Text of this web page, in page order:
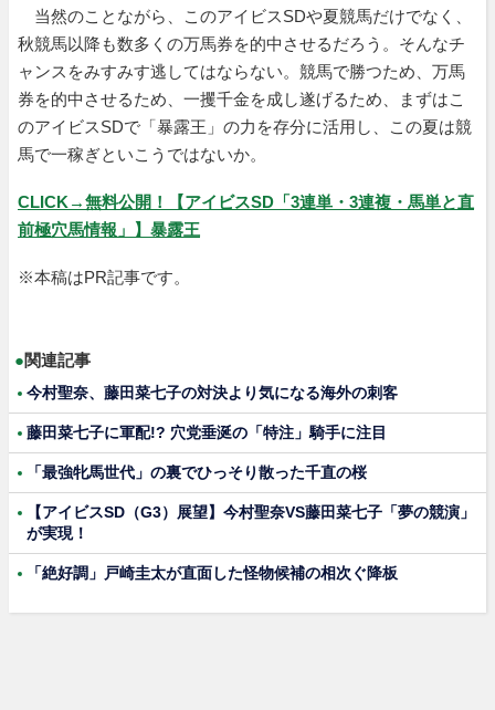
当然のことながら、このアイビスSDや夏競馬だけでなく、
秋競馬以降も数多くの万馬券を的中させるだろう。そんなチ
ャンスをみすみす逃してはならない。競馬で勝つため、万馬
券を的中させるため、一攫千金を成し遂げるため、まずはこ
のアイビスSDで「暴露王」の力を存分に活用し、この夏は競
馬で一稼ぎといこうではないか。
CLICK→無料公開！【アイビスSD「3連単・3連複・馬単と直
前極穴馬情報」】暴露王
※本稿はPR記事です。
●関連記事
今村聖奈、藤田菜七子の対決より気になる海外の刺客
藤田菜七子に軍配!? 穴党垂涎の「特注」騎手に注目
「最強牝馬世代」の裏でひっそり散った千直の桜
【アイビスSD（G3）展望】今村聖奈VS藤田菜七子「夢の競演」
が実現！
「絶好調」戸崎圭太が直面した怪物候補の相次ぐ降板